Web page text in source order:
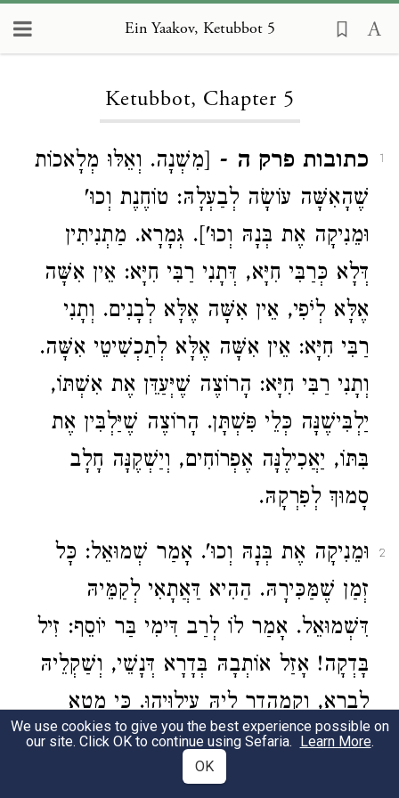
Ein Yaakov, Ketubbot 5
Ketubbot, Chapter 5
1 כתובות פרק ה - [מִשְׁנָה. וְאֵלּוּ מְלָאכוֹת
שֶׁהָאִשָּׁה עוֹשָׂה לְבַעְלָהּ: טוֹחֶנֶת וְכוּ'
וּמֵנִיקָה אֶת בְּנָהּ וְכוּ']. גְּמָרָא. מַתְנִיתִין
דְּלָא כְּרַבִּי חִיָּא, דְּתָנִי רַבִּי חִיָּא: אֵין אִשָּׁה
אֶלָּא לְיֹפִי, אֵין אִשָּׁה אֶלָּא לְבָנִים. וְתָנִי
רַבִּי חִיָּא: אֵין אִשָּׁה אֶלָּא לְתַכְשִׁיטֵי אִשָּׁה.
וְתָנִי רַבִּי חִיָּא: הָרוֹצֶה שֶׁיְּעַדֵּן אֶת אִשְׁתּוֹ,
יַלְבִּישֶׁנָּה כְּלֵי פִּשְׁתָּן. הָרוֹצֶה שֶׁיַּלְבִּין אֶת
בִּתּוֹ, יַאֲכִילֶנָּה אֶפְרוֹחִים, וְיַשְׁקֶנָּה חָלָב
סָמוּךְ לְפִרְקָהּ.
2
וּמֵנִיקָה אֶת בְּנָהּ וְכוּ'. אָמַר שְׁמוּאֵל: כָּל
זְמַן שֶׁמַּכִּירָהּ. הַהִיא דַּאֲתָאִי לְקַמֵּיהּ
דִּשְׁמוּאֵל. אָמַר לוֹ לְרַב דִּימִי בַּר יוֹסֵף: זִיל
בָּדְקָה! אָזַל אוֹתְבָהּ בְּדָרָא דְּנָשֵׁי, וְשַׁקְלֵיהּ
לִבְרָא, וְקָמְהָדַר לֵיהּ עִילוּיַהוּ. כִּי מָטָא
לְגַבָּהּ, הֲוָה קָמַסְוִי לְאַפָּהּ, כְּבַשְׁתַּנְהִי
לְעֵינָא מִינֵיהּ. אָמַר לָהּ: נְטַף עֵינַיִךְ! קוּם
We use cookies to give you the best experience possible on
our site. Click OK to continue using Sefaria. Learn More.
OK